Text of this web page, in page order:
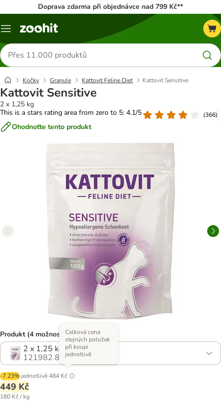
Doprava zdarma při objednávce nad 799 Kč**
Menu
Hledat
produkty
Kočky Granule Kattovit Feline Diet Kattovit Sensitive
Kattovit Sensitive
2 x 1,25 kg
This is a stars rating area from zero to 5: 4.1/5
(366)
Ohodnoťte tento produkt
Produkt (4 možností)
2 x 1,25 kg
121982.8
-7.23% jednotlivě484 Kč
Celková cena
stejných položek
při koupi
jednotlivě
449 Kč
180 Kč / kg